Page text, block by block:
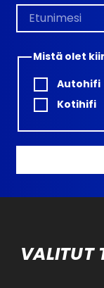
Mistä olet
Autohifi
Kotihifi
VALITUT